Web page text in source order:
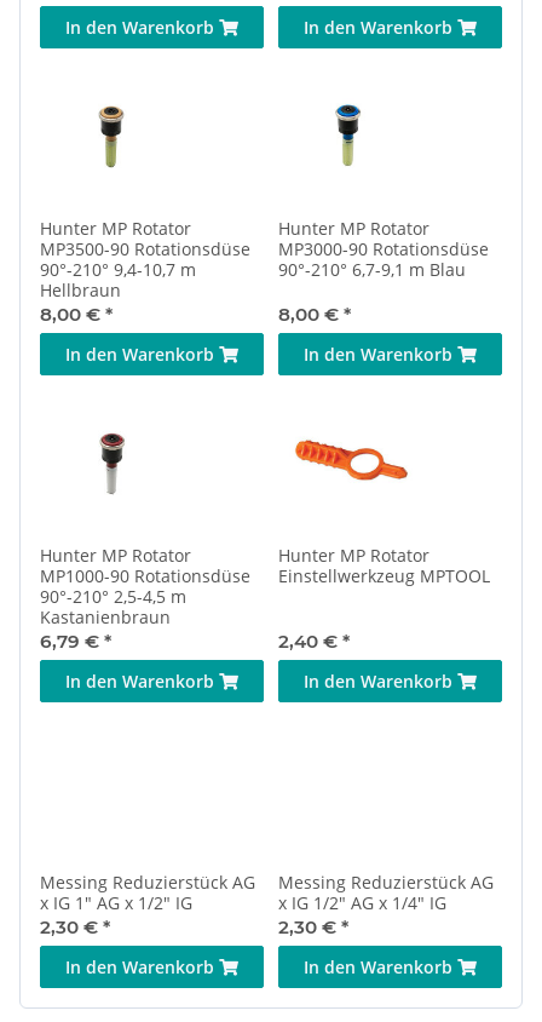
In den Warenkorb
In den Warenkorb
Hunter MP Rotator
MP3500-90 Rotationsdüse
90°-210° 9,4-10,7 m
Hellbraun
8,00 € *
In den Warenkorb
Hunter MP Rotator
MP3000-90 Rotationsdüse
90°-210° 6,7-9,1 m Blau
8,00 € *
In den Warenkorb
Hunter MP Rotator
MP1000-90 Rotationsdüse
90°-210° 2,5-4,5 m
Kastanienbraun
6,79 € *
In den Warenkorb
Hunter MP Rotator
Einstellwerkzeug MPTOOL
2,40 € *
In den Warenkorb
Messing Reduzierstück AG
x IG 1" AG x 1/2" IG
2,30 € *
In den Warenkorb
Messing Reduzierstück AG
x IG 1/2" AG x 1/4" IG
2,30 € *
In den Warenkorb